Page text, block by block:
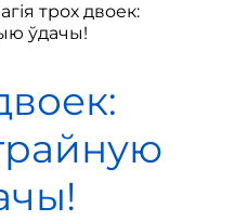
трох двоек:
ўдачы!